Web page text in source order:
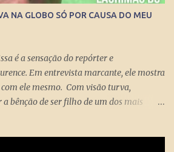
NA GLOBO SÓ POR CAUSA DO MEU
é a sensação do repórter e
Em entrevista marcante, ele mostra
ele mesmo. Com visão turva,
bênção de ser filho de um dos mais